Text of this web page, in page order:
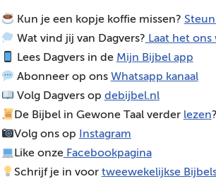
o
s
p
e
e
r
Kun je een kopje koffie missen?
Wat vind jij van Dagvers? Laat het ons
Lees Dagvers in de Mijn Bijbel app
Abonneer op ons Whatsapp kanaal
Volg Dagvers op debijbel.nl
De Bijbel in Gewone Taal verder lezen?
Volg ons op
Instagram
Like onzeFacebookpagina
Schrijf je in voor tweewekelijkse